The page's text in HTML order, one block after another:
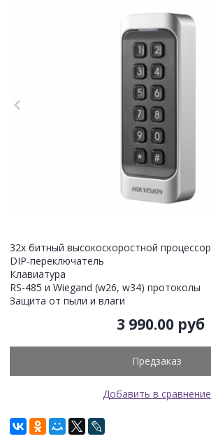
32х битный высокоскоростной процессор
DIP-переключатель
Клавиатура
RS-485 и Wiegand (w26, w34) протоколы
Защита от пыли и влаги
3 990.00 руб
Предзаказ
Добавить в сравнение